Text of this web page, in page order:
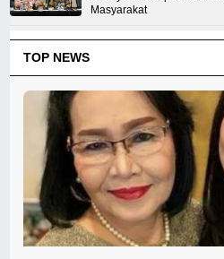
Masyarakat
TOP NEWS